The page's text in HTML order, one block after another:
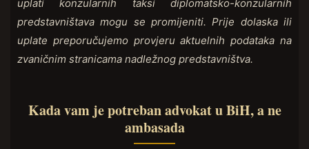
uplati konzularnih taksi diplomatsko-konzularnih
predstavništava mogu se promijeniti. Prije dolaska ili
uplate preporučujemo provjeru aktuelnih podataka na
zvaničnim stranicama nadležnog predstavništva.
Kada vam je potreban advokat u BiH, a ne
ambasada